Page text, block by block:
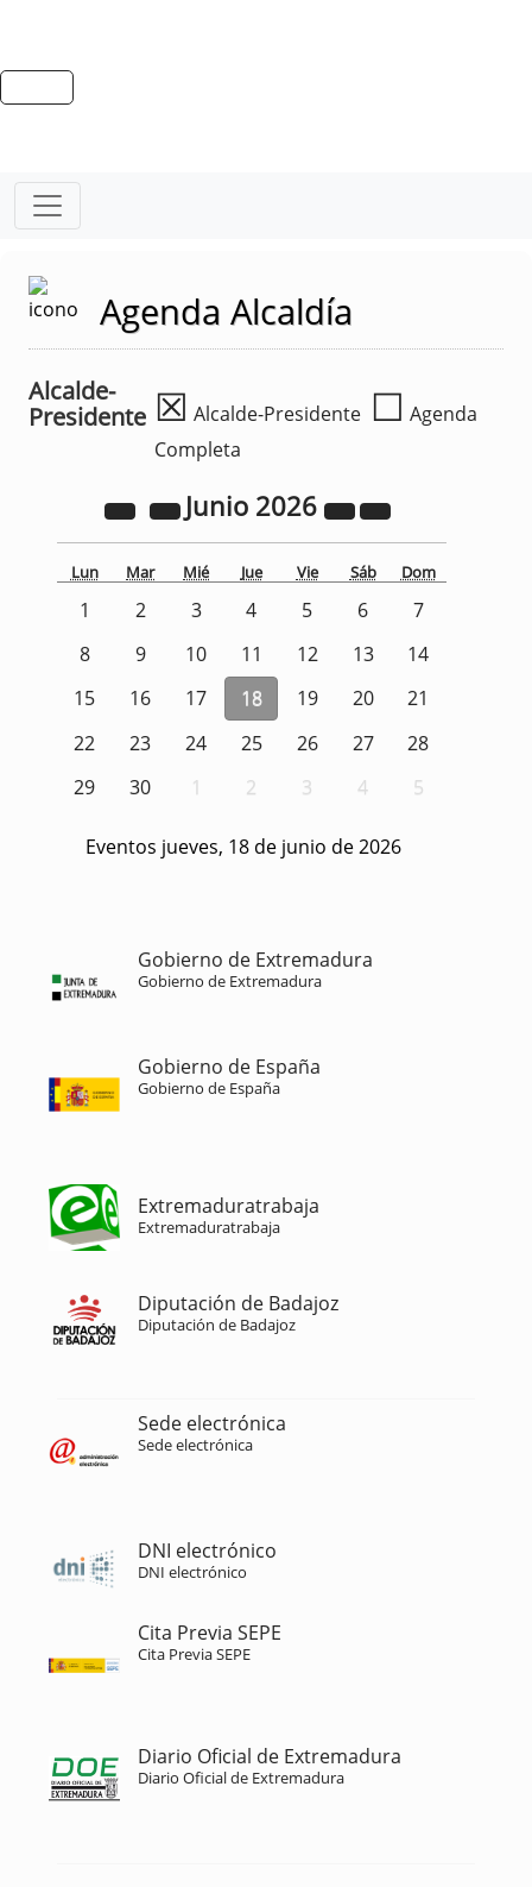
Agenda Alcaldía
Alcalde-
Presidente ☒ Alcalde-Presidente ☐ Agenda
Completa
Junio 2026
Lun Mar Mié Jue Vie Sáb Dom
1 2 3 4 5 6
7
8
9 10 11 12 13
14
15
16 17 18 19 20
21
22
23 24 25 26 27
28
29
30 1 2 3 4 5
Eventos jueves, 18 de junio de 2026
Gobierno de Extremadura
Gobierno de Extremadura
Gobierno de España
Gobierno de España
Extremaduratrabaja
Extremaduratrabaja
Diputación de Badajoz
Diputación de Badajoz
Sede electrónica
Sede electrónica
DNI electrónico
DNI electrónico
Cita Previa SEPE
Cita Previa SEPE
Diario Oficial de Extremadura
Diario Oficial de Extremadura